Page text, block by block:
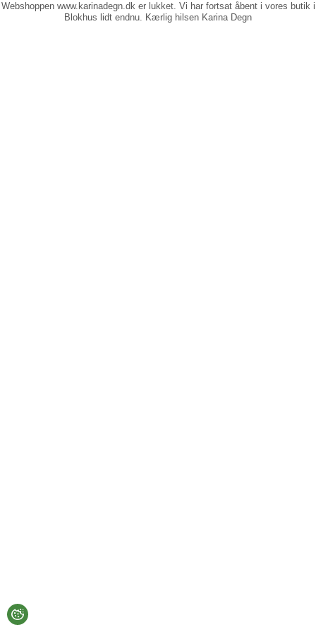
Webshoppen www.karinadegn.dk er lukket. Vi har fortsat åbent i vores butik i
Blokhus lidt endnu. Kærlig hilsen Karina Degn